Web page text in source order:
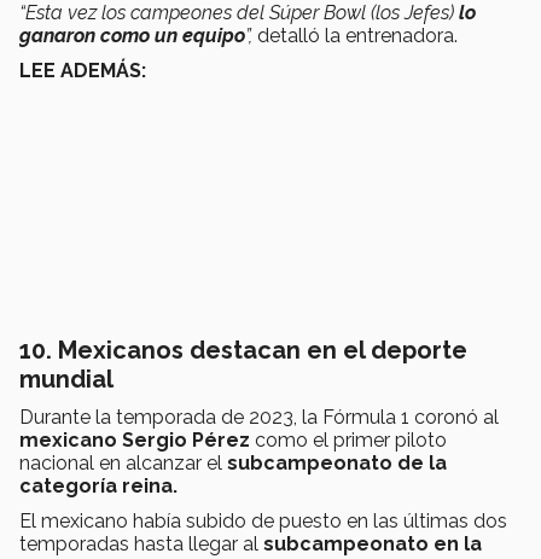
“Esta vez los campeones del Súper Bowl (los Jefes) lo
ganaron como un equipo”, detalló la entrenadora.
LEE ADEMÁS:
10. Mexicanos destacan en el deporte
mundial
Durante la temporada de 2023, la Fórmula 1 coronó al
mexicano Sergio Pérez como el primer piloto
nacional en alcanzar el subcampeonato de la
categoría reina.
El mexicano había subido de puesto en las últimas dos
temporadas hasta llegar al subcampeonato en la